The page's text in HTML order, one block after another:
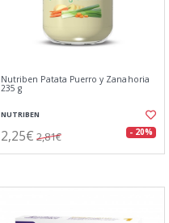
Nutriben Patata Puerro y Zanahoria
235 g
NUTRIBEN
2,25€ 2,81€ - 20%